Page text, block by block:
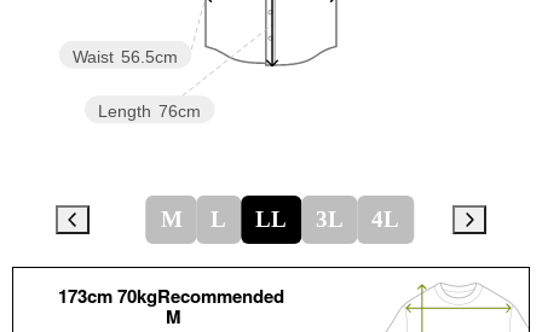
Length 76cm
Waist 56.5cm
M L LL 3L 4L
173cm 70kgRecommended
M